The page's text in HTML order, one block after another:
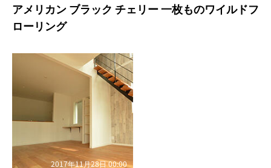
アメリカン ブラック チェリー 一枚ものワイルドフ
ローリング
2017年11月28日 00:00